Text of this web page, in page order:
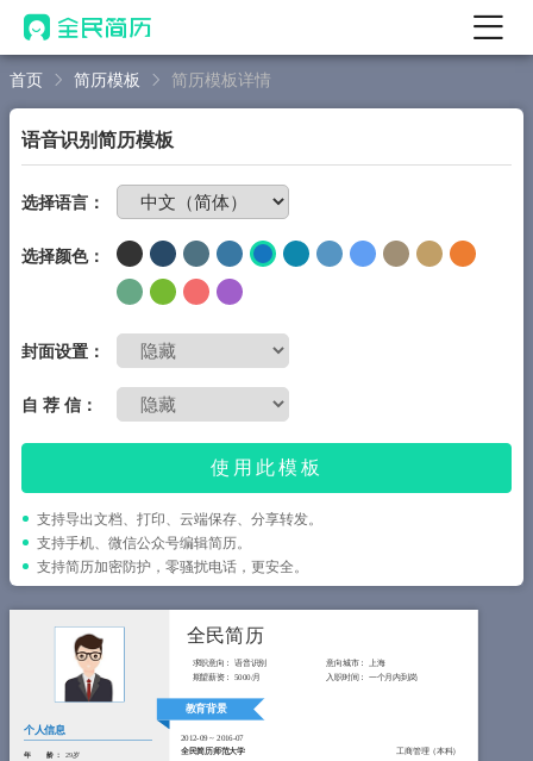
首页
AI 简历工具
AI 优化简历
AI 翻译简历
AI 诊断简历
AI 模拟面试
面试自我介绍
简历教程
登录 / 注册
首页 简历模板 简历模板详情
语音识别简历模板
选择语言：
选择颜色：
封面设置：
自 荐 信：
使用此模板
支持导出文档、打印、云端保存、分享转发。
支持手机、微信公众号编辑简历。
支持简历加密防护，零骚扰电话，更安全。
个人信息
年 龄 ：
29岁
全民简历
求职意向：语音识别 意向城市： 上海
期望薪资：5000/月 入职时间： 一个月内到岗
教育背景
2012-09~ 2016-07
全民简历师范大学
工商管理（本科）